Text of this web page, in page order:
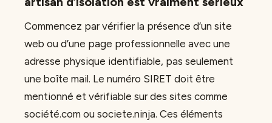
Commencez par vérifier la présence d’un site
web ou d’une page professionnelle avec une
adresse physique identifiable, pas seulement
une boîte mail. Le numéro SIRET doit être
mentionné et vérifiable sur des sites comme
société.com ou societe.ninja. Ces éléments